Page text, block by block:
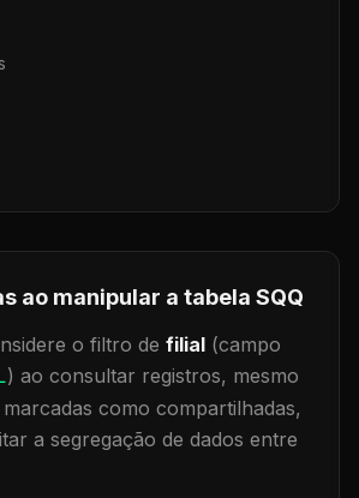
ao manipular a tabela SQQ
o filtro de filial (campo
) ao consultar registros, mesmo
como compartilhadas,
a segregação de dados entre